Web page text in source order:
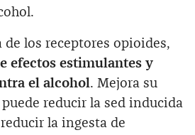
de los receptores opioides,
efectos estimulantes y
el alcohol . Mejora su
reducir la sed inducida
la ingesta de